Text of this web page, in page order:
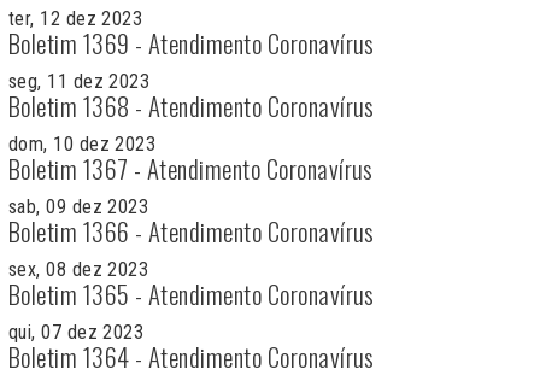
ter, 12 dez 2023
Boletim 1369 - Atendimento Coronavírus
seg, 11 dez 2023
Boletim 1368 - Atendimento Coronavírus
dom, 10 dez 2023
Boletim 1367 - Atendimento Coronavírus
sab, 09 dez 2023
Boletim 1366 - Atendimento Coronavírus
sex, 08 dez 2023
Boletim 1365 - Atendimento Coronavírus
qui, 07 dez 2023
Boletim 1364 - Atendimento Coronavírus